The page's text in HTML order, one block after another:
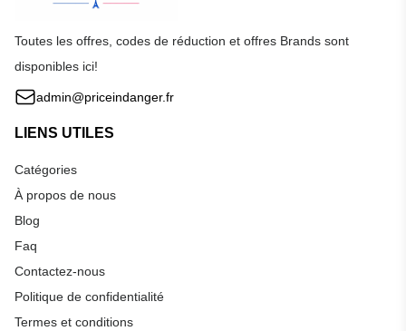
Toutes les offres, codes de réduction et offres Brands sont
disponibles ici!
admin@priceindanger.fr
LIENS UTILES
Catégories
À propos de nous
Blog
Faq
Contactez-nous
Politique de confidentialité
Termes et conditions